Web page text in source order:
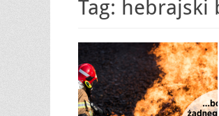
Tag: hebrajski